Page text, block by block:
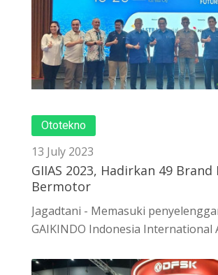
Ototekno
13 July 2023
GIIAS 2023, Hadirkan 49 Brand
Bermotor
Jagadtani - Memasuki
GAIKINDO Indonesia International